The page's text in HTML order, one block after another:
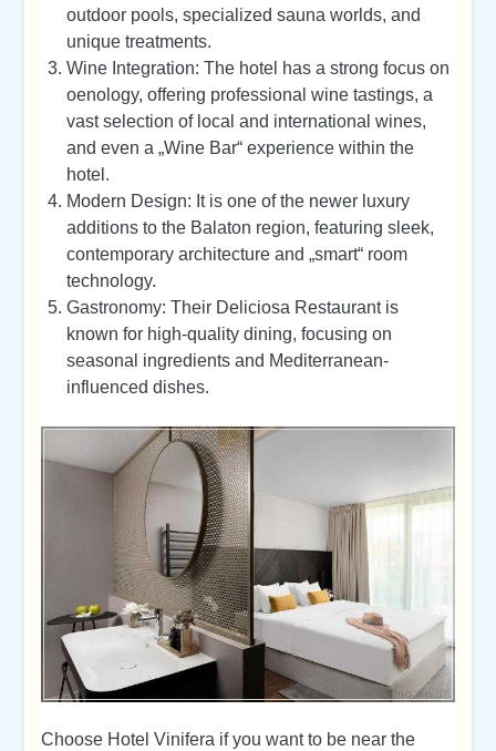
outdoor pools, specialized sauna worlds, and
unique treatments.
Wine Integration: The hotel has a strong focus on
oenology, offering professional wine tastings, a
vast selection of local and international wines,
and even a „Wine Bar“ experience within the
hotel.
Modern Design: It is one of the newer luxury
additions to the Balaton region, featuring sleek,
contemporary architecture and „smart“ room
technology.
Gastronomy: Their Deliciosa Restaurant is
known for high-quality dining, focusing on
seasonal ingredients and Mediterranean-
influenced dishes.
Choose Hotel Vinifera if you want to be near the